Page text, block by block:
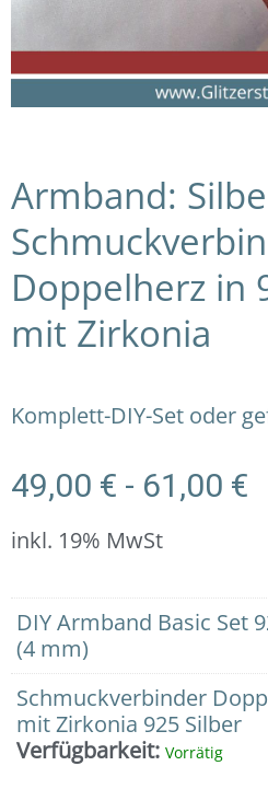
Armband:
Doppelherz in
mit Zirkonia
Komplett-DIY-Set oder
49,00 € - 61,00 €
inkl. 19% MwSt
DIY Armband Basic Set
(4 mm)
Schmuckverbinder
mit Zirkonia 925 Silber
Verfügbarkeit: Vorrätig
Armband:
Silberkugeln
mit
Schmuckverbinder
Doppelherz
in
925er